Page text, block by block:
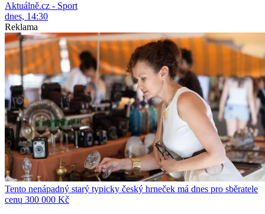
Aktuálně.cz - Sport
dnes, 14:30
Reklama
Tento nenápadný starý typicky český hrneček má dnes pro sběratele
cenu 300 000 Kč